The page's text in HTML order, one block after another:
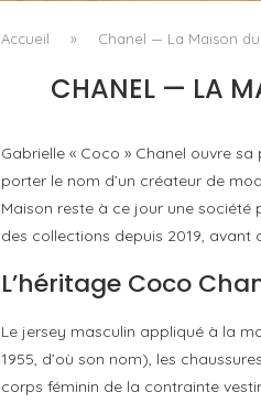
Accueil » Chanel — La Maison
CHANEL — LA
Gabrielle « Coco » Chanel ouvre
porter le nom d’un créateur de
Maison reste à ce jour une société
des collections depuis 2019, avant
L’héritage Coco
Le jersey masculin appliqué à la
1955, d’où son nom), les
corps féminin de la contrainte